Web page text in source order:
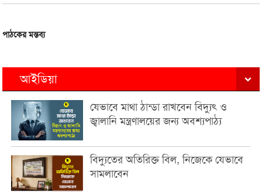
পাঠকের মন্তব্য
আইডিয়া
যেভাবে মাথা ঠান্ডা রাখবেন বিদ্যুৎ ও
জ্বালানি মন্ত্রণালয়ের জন্য অবশ্যপাঠ্য
বিদ্যুতের অতিরিক্ত বিল, নিজেকে যেভাবে
সামলাবেন